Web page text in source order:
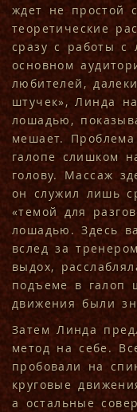
ждет не простой
теоретические
сразу с работы с
основном
любителей,
штучек», Линда
лошадью,
мешает.
галопе слишком
голову. Массаж
он служил лишь
«темой для
лошадью. Здесь
вслед за
выдох,
подъеме в галоп
движения были
Затем Линда
метод на себе.
пробовали на
круговые
а остальные